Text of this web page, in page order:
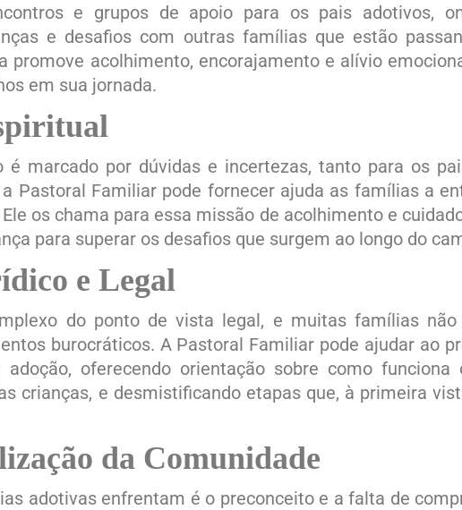
e grupos de apoio para os pais adotivos,
e desafios com outras famílias que estão
promove acolhimento, encorajamento e alívio
em sua jornada.
é marcado por dúvidas e incertezas, tanto para os
Pastoral Familiar pode fornecer ajuda as famílias a
os chama para essa missão de acolhimento e
para superar os desafios que surgem ao longo do
e Legal
do ponto de vista legal, e muitas famílias
burocráticos. A Pastoral Familiar pode ajudar ao
oferecendo orientação sobre como funciona
crianças, e desmistificando etapas que, à primeira
da Comunidade
adotivas enfrentam é o preconceito e a falta de